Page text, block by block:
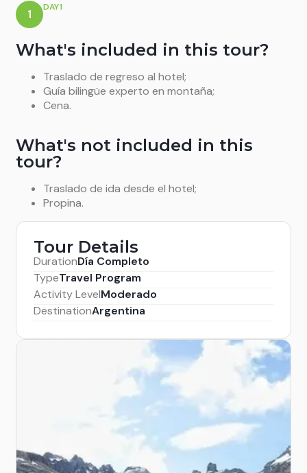
1 DAY1
What's included in this tour?
Traslado de regreso al hotel;
Guía bilingüe experto en montaña;
Cena.
What's not included in this
tour?
Traslado de ida desde el hotel;
Propina.
Tour Details
DurationDía Completo
TypeTravel Program
Activity LevelModerado
DestinationArgentina